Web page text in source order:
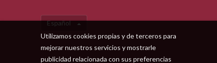
Español
Utilizamos cookies propias y de terceros para
mejorar nuestros servicios y mostrarle
publicidad relacionada con sus preferencias